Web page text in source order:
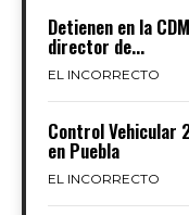
Detienen en la
director de...
EL INCORRECTO
Control Vehicular
en Puebla
EL INCORRECTO